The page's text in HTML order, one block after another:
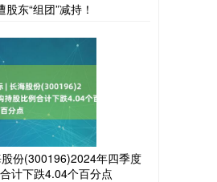
东“组团”减持！
份(300196)2024年四季度
计下跌4.04个百分点